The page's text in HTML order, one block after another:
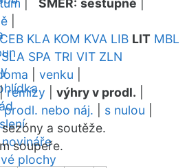
novináře
plochy
SMĚR: sestupně
CEB KLA KOM KVA LIB LIT MBL
SLA SPA TRI VIT ZLN
venku
remízy výhry v prodl.
prodl. nebo náj. s nulou
a soutěže.
soupeře.